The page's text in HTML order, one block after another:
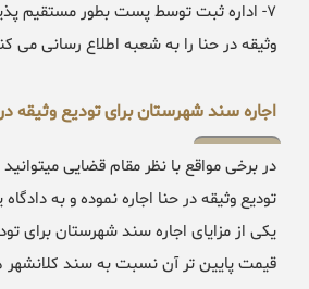
۷- اداره ثبت توسط پست بطور مستقیم
وثیقه در حنا را به شعبه اطلاع رسانی می
اجاره سند شهرستان برای تودیع وثیقه
در برخی مواقع با نظر مقام قضایی
تودیع وثیقه در حنا اجاره نموده و به دادگاه
یکی از مزایای اجاره سند شهرستان برای
قیمت پایین تر آن نسبت به سند